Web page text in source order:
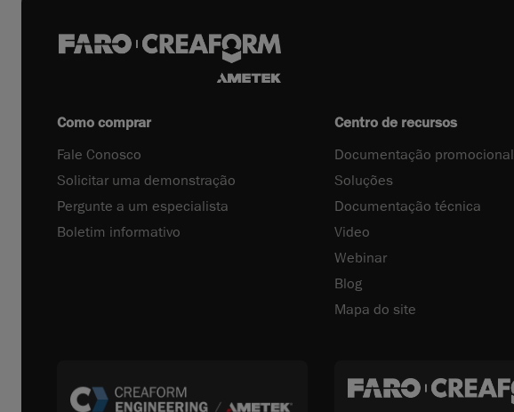
Como comprar
Fale Conosco
Solicitar uma demonstração
Pergunte a um especialista
Boletim informativo
Centro de recursos
Documentação promocional
Soluções
Documentação técnica
Video
Webinar
Blog
Mapa do site